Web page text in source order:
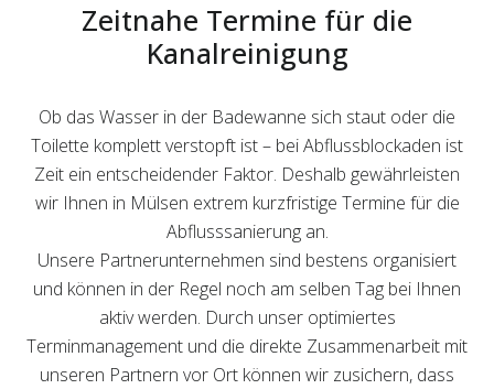
Zeitnahe Termine für die
Kanalreinigung
Ob das Wasser in der Badewanne sich staut oder die
Toilette komplett verstopft ist – bei Abflussblockaden ist
Zeit ein entscheidender Faktor. Deshalb gewährleisten
wir Ihnen in Mülsen extrem kurzfristige Termine für die
Abflusssanierung an.
Unsere Partnerunternehmen sind bestens organisiert
und können in der Regel noch am selben Tag bei Ihnen
aktiv werden. Durch unser optimiertes
Terminmanagement und die direkte Zusammenarbeit mit
unseren Partnern vor Ort können wir zusichern, dass